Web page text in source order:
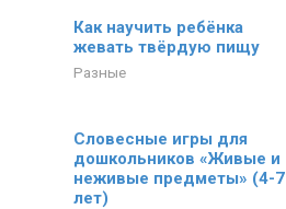
Как научить ребёнка
жевать твёрдую пищу
Разные
Словесные игры для
дошкольников «Живые и
неживые предметы» (4-7
лет)